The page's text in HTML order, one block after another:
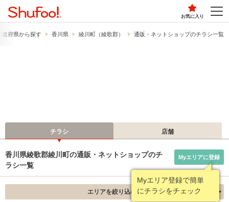
お気に入り
道府県から探す 香川県 綾川町（綾歌郡） 通販・ネットショップのチラシ一覧
チラシ 店舗
香川県綾歌郡綾川町の通販・ネットショップのチ
ラシ一覧
Myエリア登録で簡単
にチラシをチェック
Myエリアに登録
エリアを絞り込む